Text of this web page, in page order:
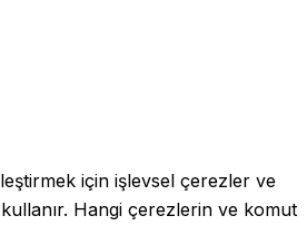
için işlevsel çerezler ve
Hangi çerezlerin ve komut